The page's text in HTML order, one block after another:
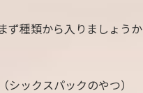
ず種類から入りましょうか
ックスパックのやつ）